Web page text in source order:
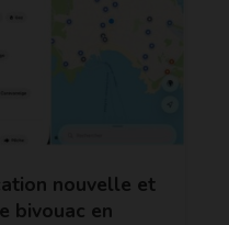
nouvelle et
bivouac en